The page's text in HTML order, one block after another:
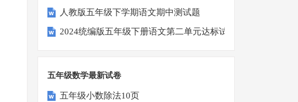
人教版五年级下学期语文期中测试题
2024统编版五年级下册语文第二单元达标试题
五年级数学最新试卷
五年级小数除法10页